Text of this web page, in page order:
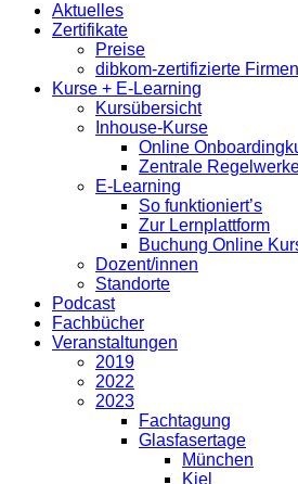
Aktuelles
Zertifikate
Preise
dibkom-zertifizierte Firmen
Kurse + E-Learning
Kursübersicht
Inhouse-Kurse
Online
Zentrale
E-Learning
So funktioniert’s
Zur Lernplattform
Buchung Online
Dozent/innen
Standorte
Podcast
Fachbücher
Veranstaltungen
2019
2022
2023
Fachtagung
Glasfasertage
München
Kiel